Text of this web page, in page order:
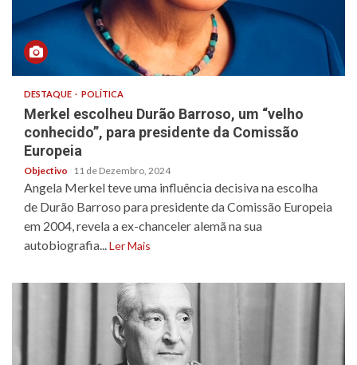
DESTAQUE POLÍTICA
Merkel escolheu Durão Barroso, um “velho
conhecido”, para presidente da Comissão
Europeia
Objectivo 11 de Dezembro, 2024
Angela Merkel teve uma influência decisiva na escolha
de Durão Barroso para presidente da Comissão Europeia
em 2004, revela a ex-chanceler alemã na sua
autobiografia...Ler Mais